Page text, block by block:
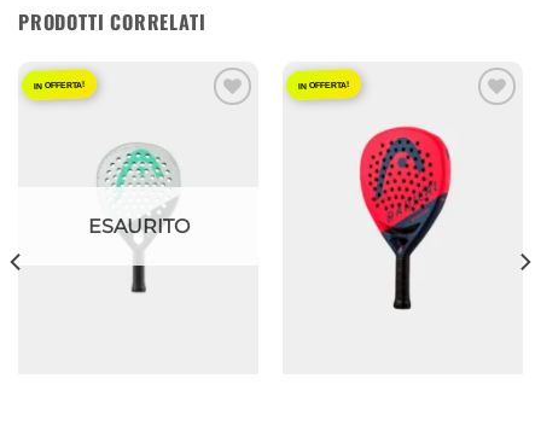
PRODOTTI CORRELATI
IN OFFERTA!
ESAURITO
IN OFFERTA!